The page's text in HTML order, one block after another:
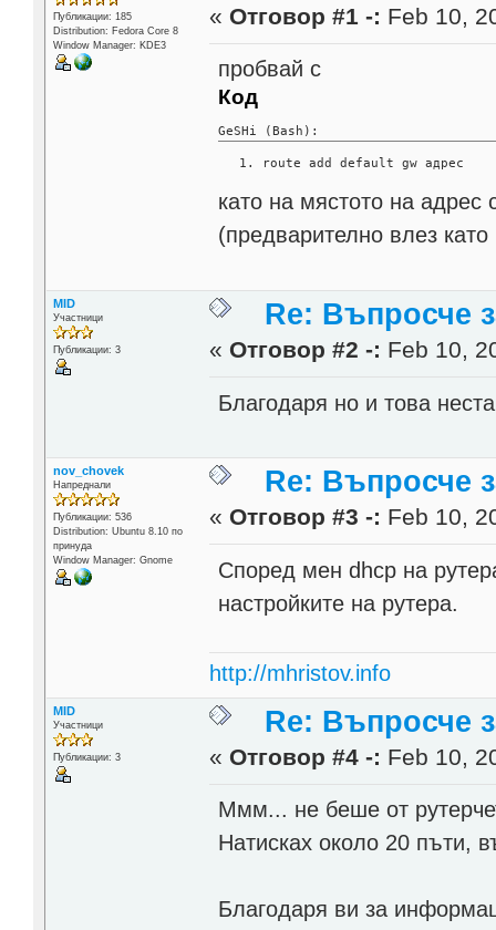
Публикации: 185
Distribution: Fedora Core 8
Window Manager: KDE3
« Отговор #1 -: Feb 10,
пробвай с
Код
GeSHi (Bash):
route add default gw адрес
като на мястото на
(предварително влез
MID
Участници
Публикации: 3
Re: Въпросче
« Отговор #2 -: Feb 10,
Благодаря но и това
nov_chovek
Напреднали
Публикации: 536
Distribution: Ubuntu 8.10 по
принуда
Window Manager: Gnome
Re: Въпросче
« Отговор #3 -: Feb 10,
Според мен dhcp на
настройките на рутера.
http://mhristov.info
MID
Участници
Публикации: 3
Re: Въпросче
« Отговор #4 -: Feb 10,
Ммм... не беше от
Натисках около 20 пъти,
Благодаря ви за